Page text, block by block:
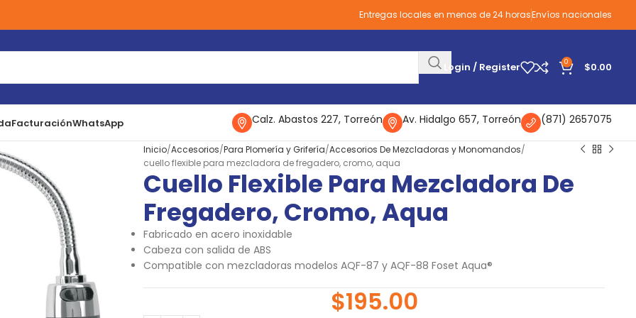
Entregas locales en menos de 24 horasEnvíos nacionales
Login / Register 0 $0.00
FacturaciónWhatsApp Calz. Abastos 227, Torreón Av. Hidalgo 657, Torreón (871) 2657075
Inicio Accesorios Para Plomería y Grifería Accesorios De Mezcladoras y Monomandos
cuello flexible para mezcladora de fregadero, cromo, aqua
Cuello Flexible Para Mezcladora De
Fregadero, Cromo, Aqua
Fabricado en acero inoxidable
Cabeza con salida de ABS
Compatible con mezcladoras modelos AQF-87 y AQF-88 Foset Aqua®
$195.00